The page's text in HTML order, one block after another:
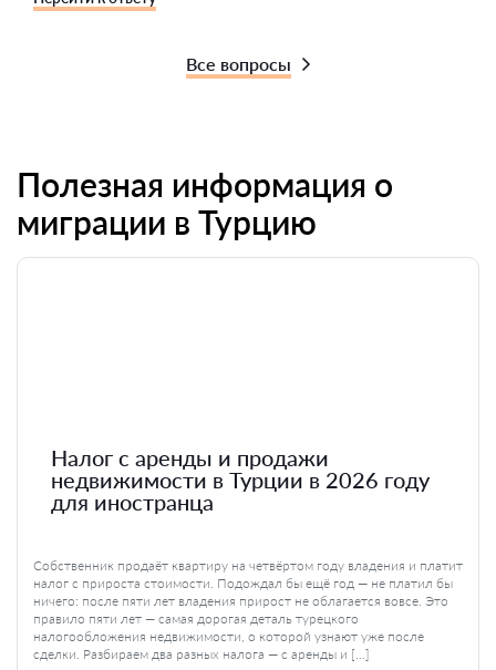
Все вопросы
Полезная информация о
миграции в Турцию
Налог с аренды и продажи
недвижимости в Турции в 2026 году
для иностранца
Собственник продаёт квартиру на четвёртом году владения и платит
налог с прироста стоимости. Подождал бы ещё год — не платил бы
ничего: после пяти лет владения прирост не облагается вовсе. Это
правило пяти лет — самая дорогая деталь турецкого
налогообложения недвижимости, о которой узнают уже после
сделки. Разбираем два разных налога — с аренды и […]